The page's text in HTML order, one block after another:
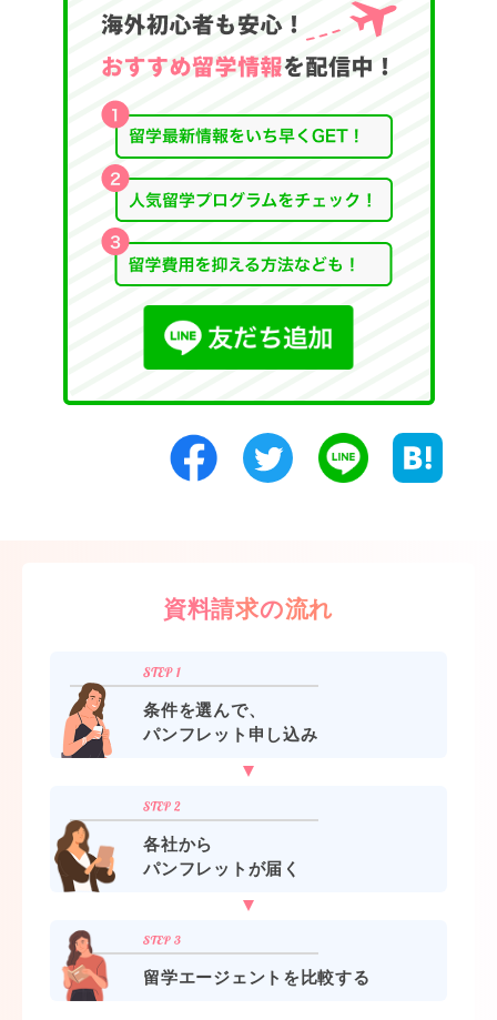
資料請求の流れ
条件を選んで、
パンフレット申し込み
各社から
パンフレットが届く
留学エージェントを比較する